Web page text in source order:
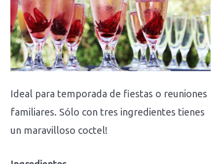
Ideal para temporada de fiestas o reuniones
familiares. Sólo con tres ingredientes tienes
un maravilloso coctel!